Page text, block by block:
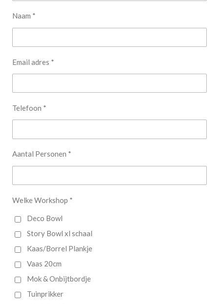
Naam *
Email adres *
Telefoon *
Aantal Personen *
Welke Workshop *
Deco Bowl
Story Bowl xl schaal
Kaas/Borrel Plankje
Vaas 20cm
Mok & Onbijtbordje
Tuinprikker